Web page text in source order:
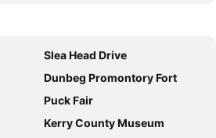
Slea Head Drive
Dunbeg Promontory Fort
Puck Fair
Kerry County Museum